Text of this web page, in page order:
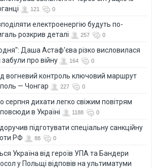
121 0
електроенергію будуть по-
розкрив деталі
257 0
Даша Астаф'єва різко висловилася
забули про війну
164 0
вогневий контроль ключовий маршрут
— Чонгар
227 0
серпня дихати легко свіжим повітрям
в Україні
1188 0
підготувати спеціальну санкційну
РФ
88 0
Україна від героїв УПА та Бандери
у Польщі відповів на ультиматуми